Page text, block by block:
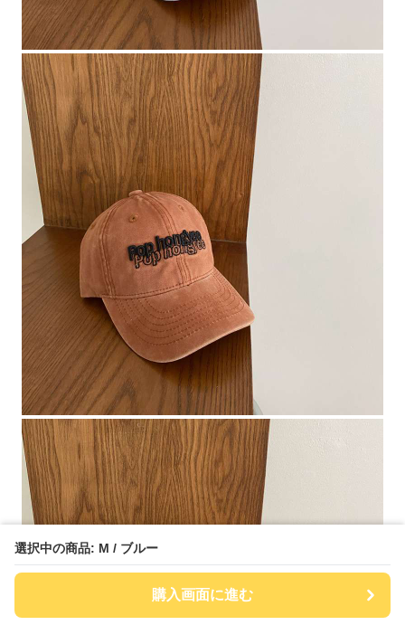
選択中の商品: M / ブルー
購入画面に進む